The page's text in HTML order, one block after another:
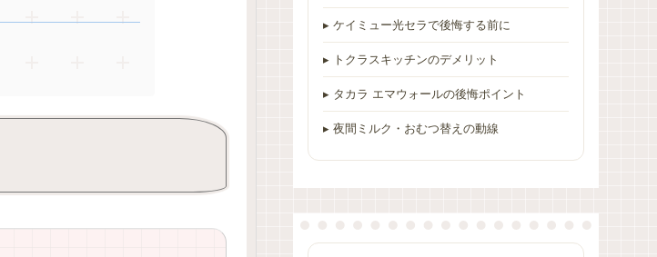
▸ ケイミュー光セラで後悔する前に
▸ トクラスキッチンのデメリット
▸ タカラ エマウォールの後悔ポイント
▸ 夜間ミルク・おむつ替えの動線